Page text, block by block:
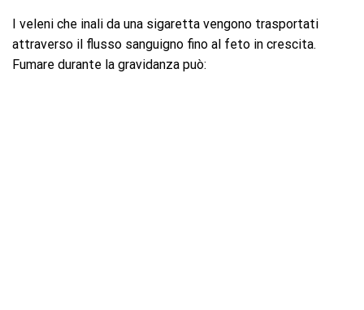
I veleni che inali da una sigaretta vengono trasportati
attraverso il flusso sanguigno fino al feto in crescita.
Fumare durante la gravidanza può: